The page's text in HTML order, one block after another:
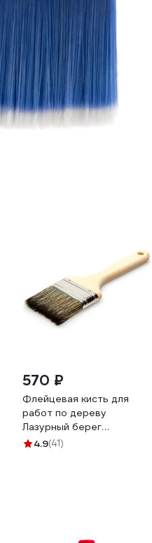
570 ₽
Флейцевая кисть для
работ по дереву
Лазурный берег
смешанная щетина, КФ
4.9(41)